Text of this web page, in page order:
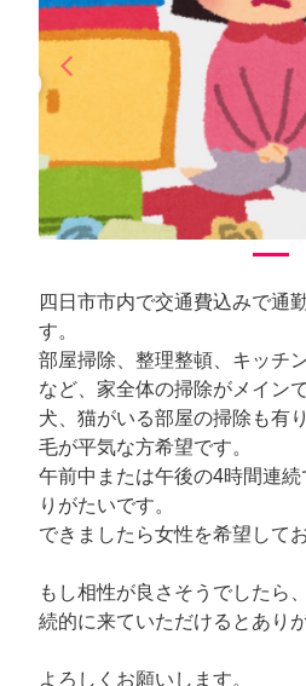
arrow_back_iosPrevious
四日市市内で交通費込みで通
す。
部屋掃除、整理整頓、キッチ
など、家全体の掃除がメインで
犬、猫がいる部屋の掃除も有
毛が平気な方希望です。
午前中または午後の4時間連
りがたいです。
できましたら女性を希望して
もし相性が良さそうでしたら
続的に来ていただけるとあり
よろしくお願いします。